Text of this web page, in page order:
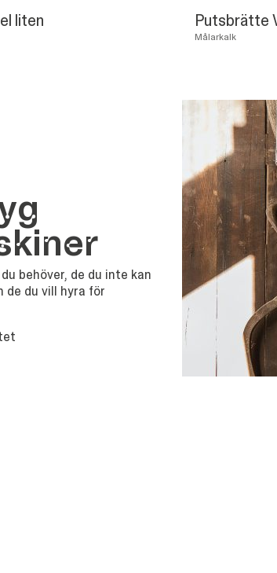
liten Putsbrätte
Målarkalk
behöver, de du inte kan
de du vill hyra för